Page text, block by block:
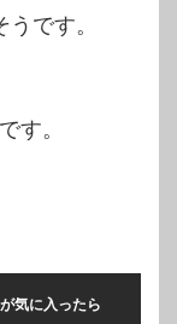
です。
す。
気に入ったら